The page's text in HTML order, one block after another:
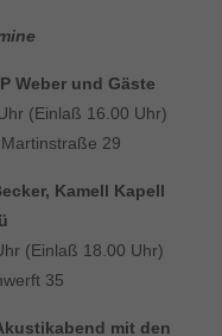
Weber und Gäste
(Einlaß 16.00 Uhr)
29
Kamell Kapell
(Einlaß 18.00 Uhr)
35
mit den